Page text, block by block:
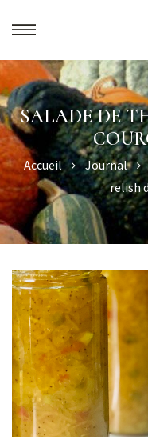
SALADE DE
Accueil Journal
relish